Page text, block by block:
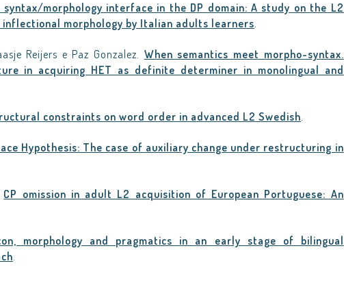
syntax/morphology interface in the DP domain: A study on the L2
inflectional morphology by Italian adults learners.
Reijers e Paz Gonzalez. When semantics meet morpho-syntax.
in acquiring HET as definite determiner in monolingual and
constraints on word order in advanced L2 Swedish.
Hypothesis: The case of auxiliary change under restructuring in
CP omission in adult L2 acquisition of European Portuguese: An
morphology and pragmatics in an early stage of bilingual
.